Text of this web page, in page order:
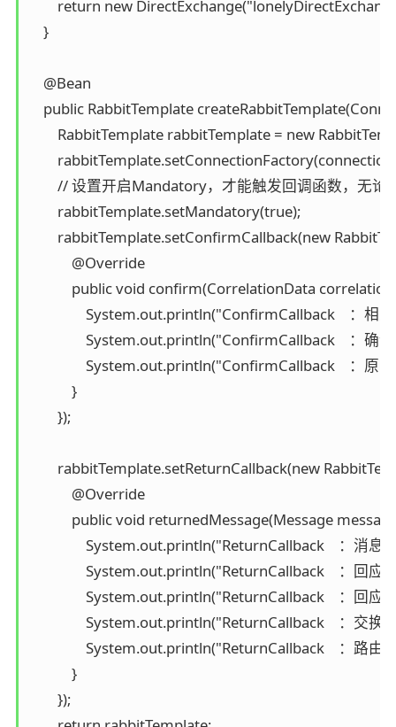
return new
    }
    @Bean
public RabbitTemplate
RabbitTemplate rabbitTemplate = new
// 设置开启Mandatory，才能触发回调函数，
        rabbitTemplate.setMandatory(true);
rabbitTemplate.setConfirmCallback(new
            @Override
public void confirm(CorrelationData
System.out.println("ConfirmCallback    ：
System.out.println("ConfirmCallback    ：确
System.out.println("ConfirmCallback    ：原
            }
        });
rabbitTemplate.setReturnCallback(new
            @Override
public void returnedMessage(Message message,
System.out.println("ReturnCallback    ：消
System.out.println("ReturnCallback    ：回应
System.out.println("ReturnCallback    ：回应
System.out.println("ReturnCallback    ：交换
System.out.println("ReturnCallback    ：路由
            }
        });